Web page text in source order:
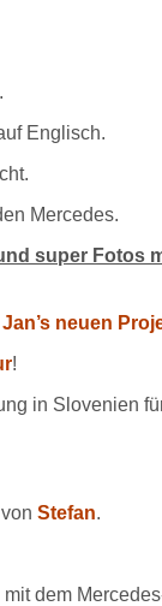
Englisch.
Mercedes.
super Fotos
Jan’s neuen
!
in Slovenien
Stefan.
dem